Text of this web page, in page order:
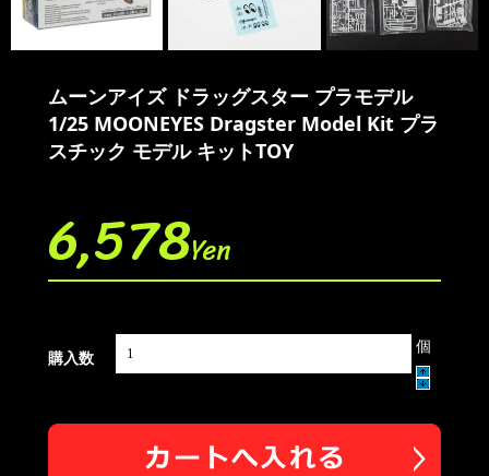
ムーンアイズ ドラッグスター プラモデル
1/25 MOONEYES Dragster Model Kit プラ
スチック モデル キットTOY
6,578Yen
購入数
個